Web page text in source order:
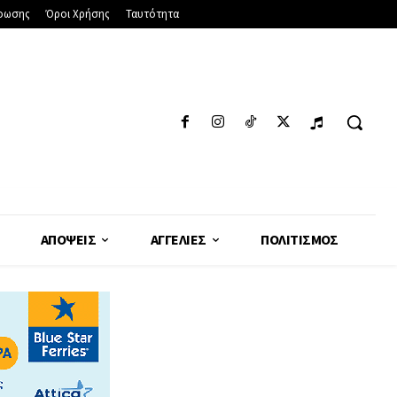
Όροι Χρήσης Ταυτότητα
ΑΠΌΨΕΙΣ ΑΓΓΕΛΊΕΣ ΠΟΛΙΤΙΣΜΌΣ